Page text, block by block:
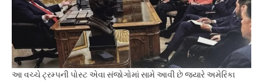
આ વચ્ચે ટ્રમ્પની પોસ્ટ એવા સંજોગોમાં સામે આવી છે જ્યારે અમેરિકા